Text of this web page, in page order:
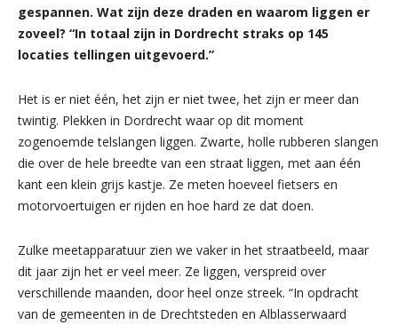
gespannen. Wat zijn deze draden en waarom liggen er
zoveel? “In totaal zijn in Dordrecht straks op 145
locaties tellingen uitgevoerd.”
Het is er niet één, het zijn er niet twee, het zijn er meer dan
twintig. Plekken in Dordrecht waar op dit moment
zogenoemde telslangen liggen. Zwarte, holle rubberen slangen
die over de hele breedte van een straat liggen, met aan één
kant een klein grijs kastje. Ze meten hoeveel fietsers en
motorvoertuigen er rijden en hoe hard ze dat doen.
Zulke meetapparatuur zien we vaker in het straatbeeld, maar
dit jaar zijn het er veel meer. Ze liggen, verspreid over
verschillende maanden, door heel onze streek. “In opdracht
van de gemeenten in de Drechtsteden en Alblasserwaard